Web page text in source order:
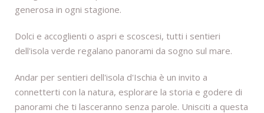
generosa in ogni stagione.
Dolci e accoglienti o aspri e scoscesi, tutti i sentieri
dell'isola verde regalano panorami da sogno sul mare.
Andar per sentieri dell'isola d'Ischia è un invito a
connetterti con la natura, esplorare la storia e godere di
panorami che ti lasceranno senza parole. Unisciti a questa